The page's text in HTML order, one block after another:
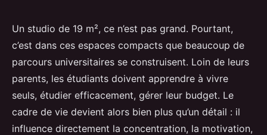
Crous Montpellier : le soutien
insoupçonné pour les étudiants
Dulce•09/07/2026 07:50•9 min de lecture
Un studio de 19 m², ce n’est pas grand. Pourtant,
c’est dans ces espaces compacts que beaucoup de
parcours universitaires se construisent. Loin de leurs
parents, les étudiants doivent apprendre à vivre
seuls, étudier efficacement, gérer leur budget. Le
cadre de vie devient alors bien plus qu’un détail : il
influence directement la concentration, la motivation,